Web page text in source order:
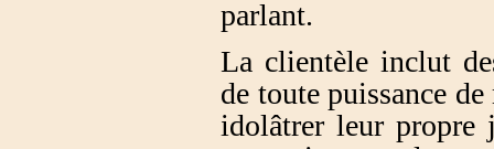
parlant.
La clientèle inclut
de toute puissance
idolâtrer leur propre